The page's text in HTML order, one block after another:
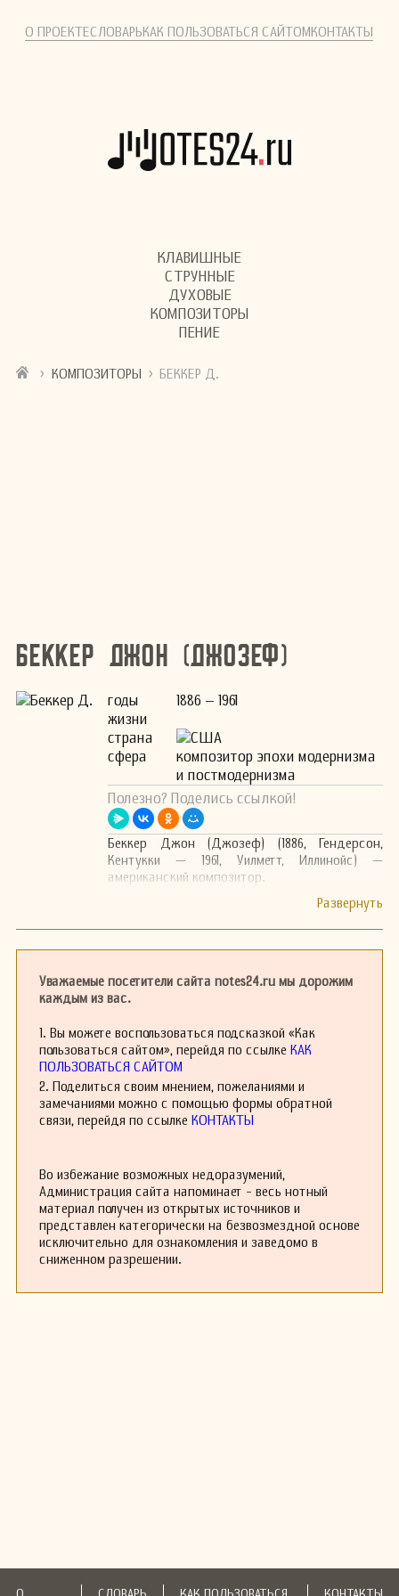
О ПРОЕКТЕСЛОВАРЬКАК ПОЛЬЗОВАТЬСЯ САЙТОМКОНТАКТЫ
КЛАВИШНЫЕ
СТРУННЫЕ
ДУХОВЫЕ
КОМПОЗИТОРЫ
ПЕНИЕ
› КОМПОЗИТОРЫ › БЕККЕР Д.
Беккер Джон (Джозеф)
годы
жизни
1886 – 1961
страна
США
сфера
композитор эпохи модернизма
и постмодернизма
Полезно? Поделись ссылкой!
Беккер Джон (Джозеф) (1886, Гендерсон,
Кентукки — 1961, Уилметт, Иллинойс) —
американский композитор.
Уважаемые посетители сайта notes24.ru мы дорожим
каждым из вас.
1. Вы можете воспользоваться подсказкой «Как
пользоваться сайтом», перейдя по ссылке КАК
ПОЛЬЗОВАТЬСЯ САЙТОМ
2. Поделиться своим мнением, пожеланиями и
замечаниями можно с помощью формы обратной
связи, перейдя по ссылке КОНТАКТЫ
Во избежание возможных недоразумений,
Администрация сайта напоминает - весь нотный
материал получен из открытых источников и
представлен категорически на безвозмездной основе
исключительно для ознакомления и заведомо в
сниженном разрешении.